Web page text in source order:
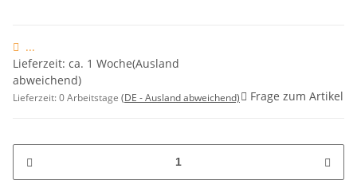
...
Lieferzeit: ca. 1 Woche(Ausland
abweichend)
Lieferzeit:0 Arbeitstage (DE - Ausland abweichend) Frage zum Artikel